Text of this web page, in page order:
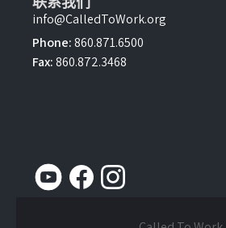
info@CalledToWork.org
Phone:860.871.6500
Fax:860.872.3468